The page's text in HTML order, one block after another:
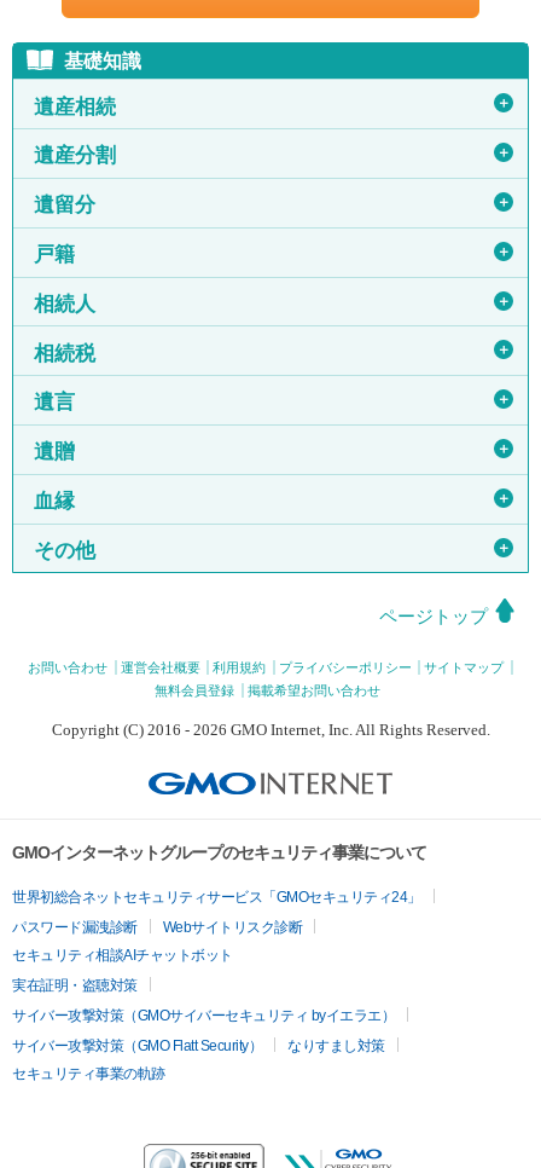
基礎知識
遺産相続 ＋
遺産分割 ＋
遺留分 ＋
戸籍 ＋
相続人 ＋
相続税 ＋
遺言 ＋
遺贈 ＋
血縁 ＋
その他 ＋
ページトップ
お問い合わせ 運営会社概要 利用規約 プライバシーポリシー
サイトマップ
無料会員登録
掲載希望お問い合わせ
Copyright (C) 2016 - 2026 GMO Internet, Inc. All Rights Reserved.
GMOインターネットグループのセキュリティ事業について
世界初総合ネットセキュリティサービス「GMOセキュリティ24」
パスワード漏洩診断
Webサイトリスク診断
セキュリティ相談AIチャットボット
実在証明・盗聴対策
サイバー攻撃対策（GMOサイバーセキュリティ byイエラエ）
サイバー攻撃対策（GMO Flatt Security）
なりすまし対策
セキュリティ事業の軌跡